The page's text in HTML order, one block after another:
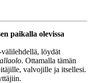
paikalla olevissa
välilehdellä, löydät
. Ottamalla tämän
valvojille ja itsellesi.